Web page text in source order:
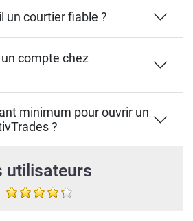
un courtier fiable ?
compte chez
minimum pour ouvrir un
?
utilisateurs